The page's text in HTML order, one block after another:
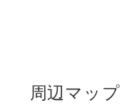
周辺マップ